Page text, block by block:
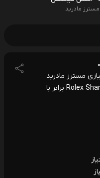
* جایزه نقدی مسابقات Rolex Shanghai Masters برابر با